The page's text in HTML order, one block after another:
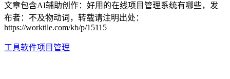
文章包含AI辅助创作：好用的在线项目管理系统有哪些，发
布者：不及物动词，转载请注明出处：
https://worktile.com/kb/p/15115
工具软件项目管理